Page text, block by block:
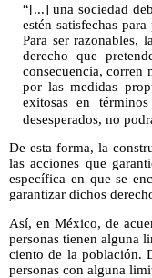
“[...] una sociedad
estén satisfechas
Para ser razonables,
derecho que
consecuencia, corren
por las medidas
exitosas en
desesperados, no
De esta forma, la
las acciones que
específica en que se
garantizar dichos
Así, en México, de
personas tienen alguna
ciento de la población.
personas con alguna